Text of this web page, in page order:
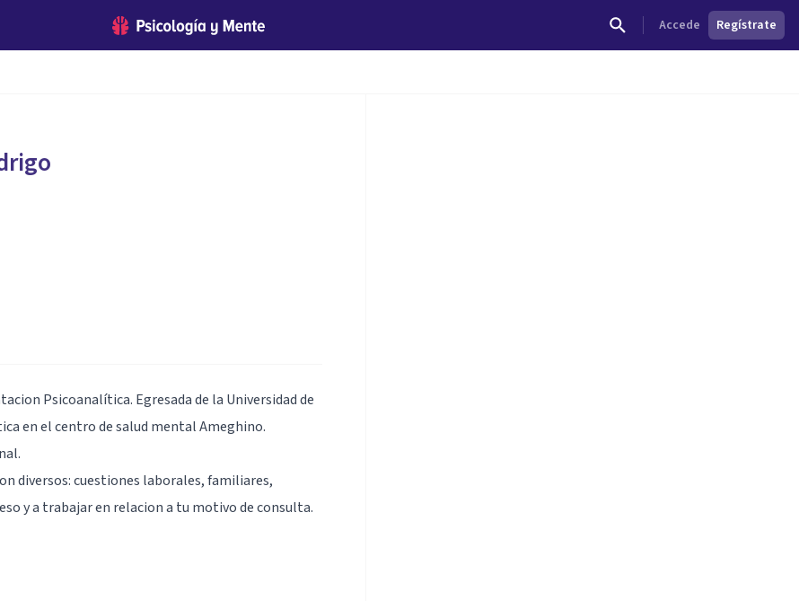
Accede Regístrate
Psicoanalítica. Egresada de la Universidad de
en el centro de salud mental Ameghino.
diversos: cuestiones laborales, familiares,
y a trabajar en relacion a tu motivo de consulta.